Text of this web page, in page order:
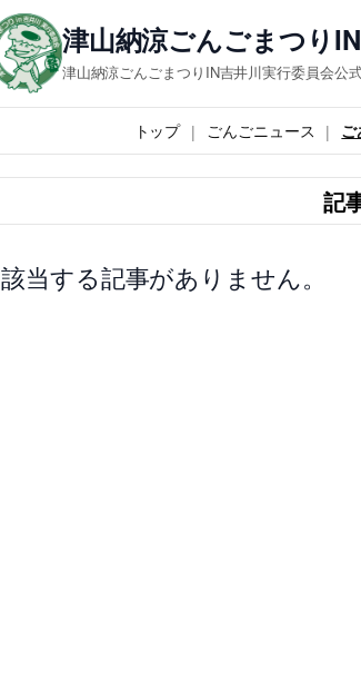
津山納涼ごんごまつり
津山納涼ごんごまつりIN吉井川実行委員会公
トップ ごんごニュース
記
該当する記事がありません。